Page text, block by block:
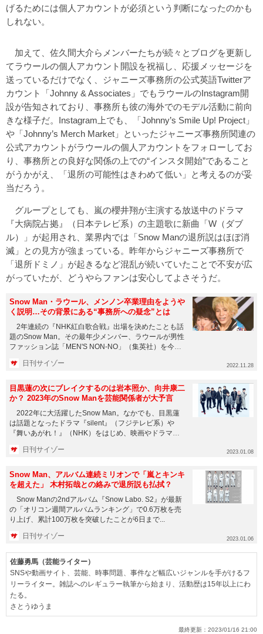
げるためには個人アカウントが必須という判断になったのかも
しれない。
加えて、佐久間大介らメンバーたちが続々とブログを更新し
てラウールの個人アカウント開設を祝福し、応援メッセージを
送っているだけでなく、ジャニーズ事務所の公式英語Twitterア
カウント「Johnny & Associates」でもラウールのInstagram開
設が告知されており、事務所も彼の海外でのモデル活動に前向
きな様子だ。Instagram上でも、「Johnny’s Smile Up! Project」
や「Johnny’s Merch Market」といったジャニーズ事務所関連の
公式アカウントがラウールの個人アカウントをフォローしてお
り、事務所との良好な関係の上での“インスタ開始”であること
がうかがえ、「退所の可能性はきわめて低い」と考えるのが妥
当だろう。
グループとしても、嵐の櫻井翔が主演する放送中のドラマ
『大病院占拠』（日本テレビ系）の主題歌に新曲「W（ダブ
ル）」が起用され、業界内では「Snow Manの退所説はほぼ消
滅」との見方が強まっている。昨年からジャニーズ事務所で
「退所ドミノ」が起きるなど混乱が続いていたことで不安が広
がっていたが、どうやらファンは安心してよさそうだ。
Snow Man・ラウール、メンノン卒業理由をようや
く説明…その背景にある“事務所への疑念”とは
2年連続の『NHK紅白歌合戦』出場を決めたことも話
題のSnow Man。その最年少メンバー、ラウールが男性
ファッション誌「MEN'S NON-NO」（集英社）を今夏
日刊サイゾー 2022.11.28
目黒蓮の次にブレイクするのは岩本照か、向井康二
か？ 2023年のSnow Manを芸能関係者が大予言
2022年に大活躍したSnow Man。なかでも、目黒蓮
は話題となったドラマ『silent』（フジテレビ系）や
『舞いあがれ！』（NHK）をはじめ、映画やドラマに
日刊サイゾー 2023.01.08
Snow Man、アルバム連続ミリオンで「嵐とキンキ
を超えた」 木村拓哉との絡みで退所説も払拭？
Snow Manの2ndアルバム『Snow Labo. S2』が最新
の「オリコン週間アルバムランキング」で0.6万枚を売
り上げ、累計100万枚を突破したことが6日まで...
日刊サイゾー 2023.01.06
佐藤勇馬（芸能ライター）
SNSや動画サイト、芸能、時事問題、事件など幅広いジャンルを手がけるフ
リーライター。雑誌へのレギュラー執筆から始まり、活動歴は15年以上にわ
たる。
さとうゆうま
最終更新： 2023/01/16 21:00